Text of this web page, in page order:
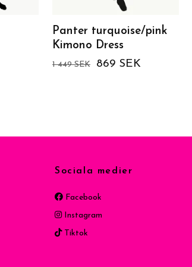
Panter turquoise/pink
Kimono Dress
1 449 SEK 869 SEK
Sociala medier
Facebook
Instagram
Tiktok